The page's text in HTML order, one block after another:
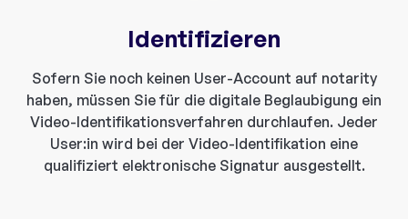
Identifizieren
Sofern Sie noch keinen User-Account auf notarity
haben, müssen Sie für die digitale Beglaubigung ein
Video-Identifikationsverfahren durchlaufen. Jeder
User:in wird bei der Video-Identifikation eine
qualifiziert elektronische Signatur ausgestellt.